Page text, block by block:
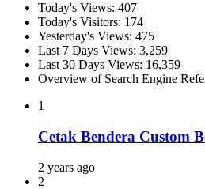
Today's Views: 407
Today's Visitors: 174
Yesterday's Views: 475
Last 7 Days Views: 3,259
Last 30 Days Views: 16,359
Overview of Search Engine
1
Cetak Bendera Custom
2 years ago
2